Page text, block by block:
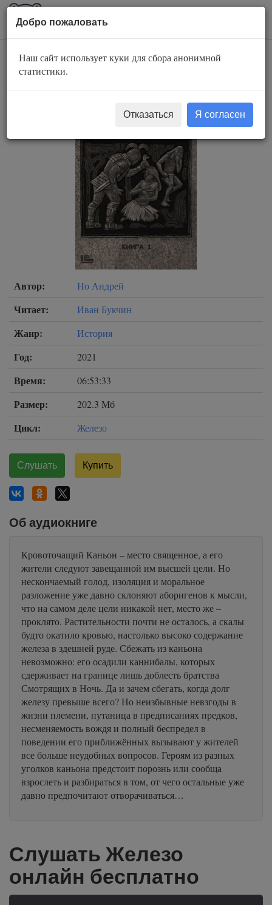
AuBook.org
Железо
Автор: Но Андрей
Читает: Иван Букчин
Жанр: История
Год: 2021
Время: 06:53:33
Размер: 202.3 Мб
Цикл: Железо
Слушать Купить
Об аудиокниге
Кровоточащий Каньон – место священное, а его
жители следуют завещанной им высшей цели. Но
нескончаемый голод, изоляция и моральное
разложение уже давно склоняют аборигенов к мысли,
что на самом деле цели никакой нет, место же –
проклято. Растительности почти не осталось, а скалы
будто окатило кровью, настолько высоко содержание
железа в здешней руде. Сбежать из каньона
невозможно: его осадили каннибалы, которых
сдерживает на границе лишь доблесть братства
Смотрящих в Ночь. Да и зачем сбегать, когда долг
железу превыше всего? Но неизбывные невзгоды в
жизни племени, путаница в предписаниях предков,
несменяемость вождя и полный беспредел в
поведении его приближённых вызывают у жителей
все больше неудобных вопросов. Героям из разных
уголков каньона предстоит порознь или сообща
взрослеть и разбираться в том, от чего остальные уже
давно предпочитают отворачиваться…
Слушать Железо
онлайн бесплатно
Добро пожаловать
Наш сайт использует куки для сбора анонимной
статистики.
Отказаться Я согласен